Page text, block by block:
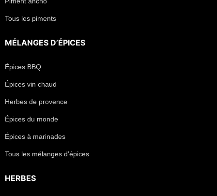
Tous les piments
MÉLANGES D’ÉPICES
Épices BBQ
Épices vin chaud
Herbes de provence
Épices du monde
Épices à marinades
Tous les mélanges d’épices
HERBES